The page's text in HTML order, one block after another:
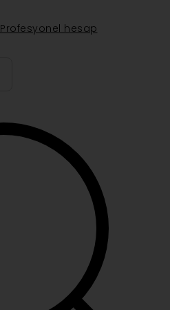
Profesyonel hesap